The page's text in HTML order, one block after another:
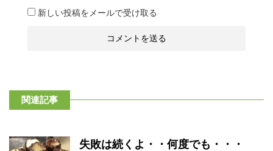
新しい投稿をメールで受け取る
関連記事
失敗は続くよ・・何度でも・・・